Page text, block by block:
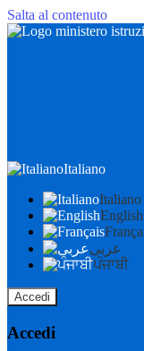
Salta al contenuto
Italiano
Italiano
English
عربى
ਪੰਜਾਬੀ
Accedi
Accedi